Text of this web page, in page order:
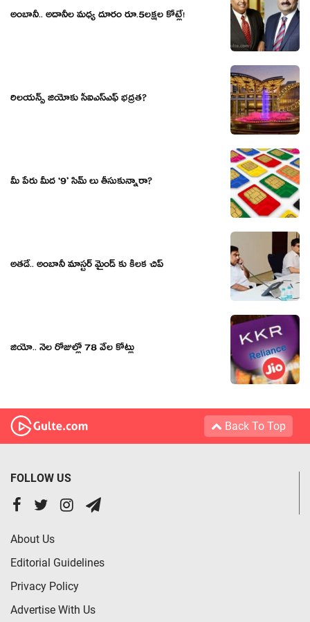
అంబానీ.. అదానీల మధ్య దూరం రూ.5లక్షల కోట్లే!
రిలయన్స్ జియోకు సీఐఎస్ఎఫ్ భద్రత?
మీ పేరు మీద ‘9’ సిమ్ లు తీసుకున్నారా?
అతడే.. అంబానీ మాస్టర్ మైండ్ కు కీలక చిప్
జియో.. నెల రోజుల్లో 78 వేల కోట్లు
Back To Top
FOLLOW US
About Us
Editorial Guidelines
Privacy Policy
Advertise With Us